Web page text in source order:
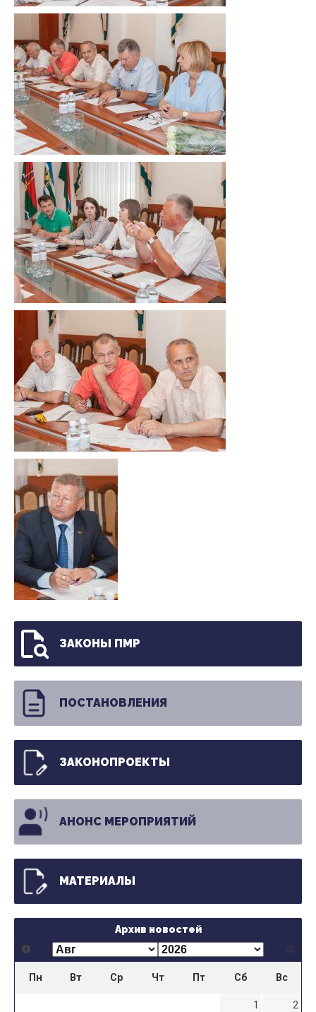
ЗАКОНЫ ПМР
ПОСТАНОВЛЕНИЯ
ЗАКОНОПРОЕКТЫ
АНОНС МЕРОПРИЯТИЙ
МАТЕРИАЛЫ
Архив новостей
Пн Вт Ср Чт Пт Сб Вс
1
2